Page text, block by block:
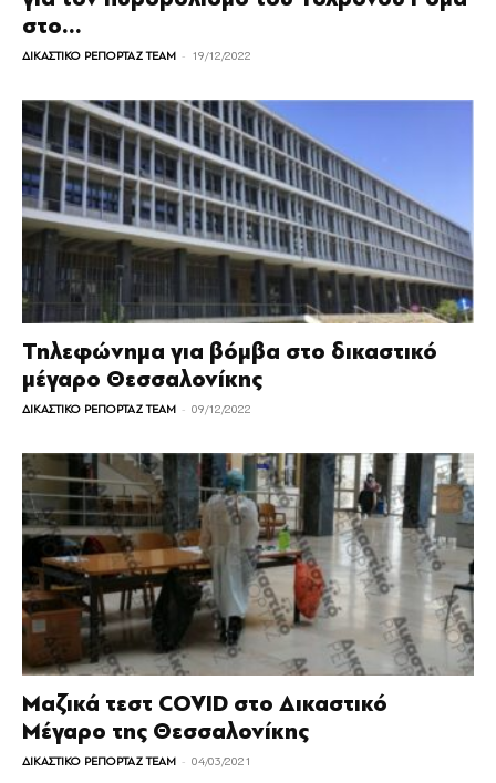
στο...
ΔΙΚΑΣΤΙΚΟ ΡΕΠΟΡΤΑΖ TEAM - 19/12/2022
Τηλεφώνημα για βόμβα στο δικαστικό
μέγαρο Θεσσαλονίκης
ΔΙΚΑΣΤΙΚΟ ΡΕΠΟΡΤΑΖ TEAM - 09/12/2022
Μαζικά τεστ COVID στο Δικαστικό
Μέγαρο της Θεσσαλονίκης
ΔΙΚΑΣΤΙΚΟ ΡΕΠΟΡΤΑΖ TEAM - 04/03/2021